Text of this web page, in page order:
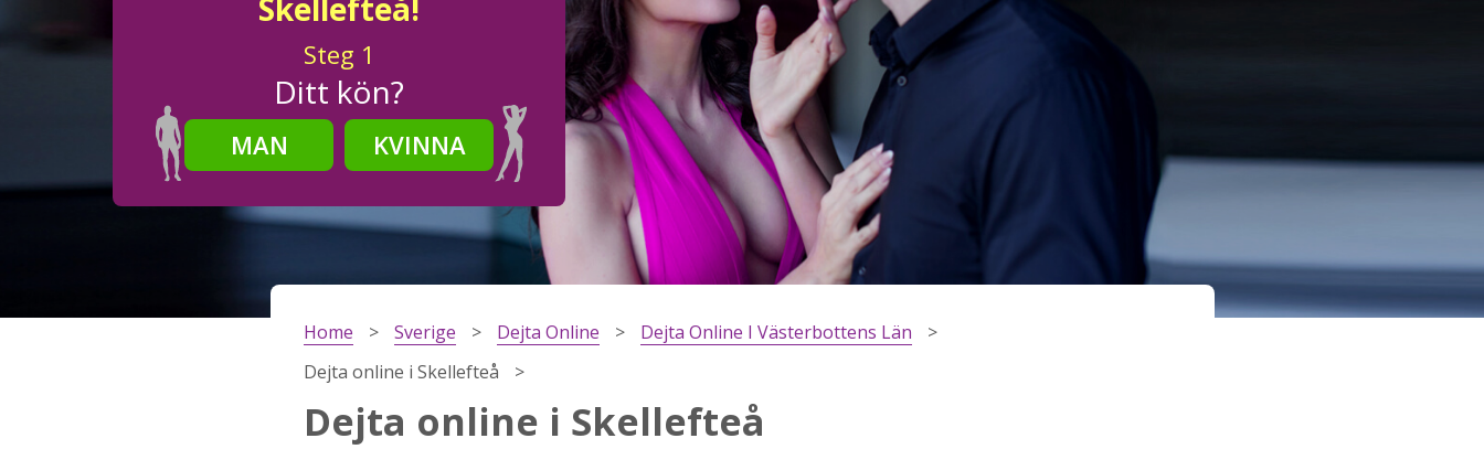
Skellefteå!
Steg 1
Ditt kön?
MAN
KVINNA
Steg2
Ditt födelsedatum?
Steg3
Din mailadress?
Home Sverige Dejta Online
Dejta Online I Västerbottens Län
Dejta online i Skellefteå
Dejta online i Skellefteå